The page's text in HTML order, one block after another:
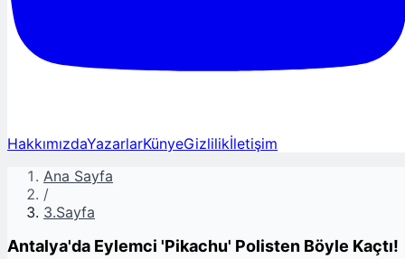
HakkımızdaYazarlarKünyeGizlilikİletişim
Ana Sayfa
/
3.Sayfa
Antalya'da Eylemci 'Pikachu' Polisten Böyle Kaçtı!